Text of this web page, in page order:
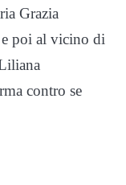
Grazia
poi al vicino di
contro se